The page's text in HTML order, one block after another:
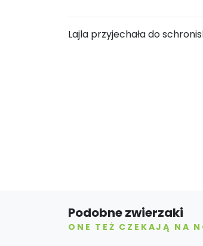
Lajla przyjechała do
Podobne zwierzaki
ONE TEŻ CZEKAJĄ NA